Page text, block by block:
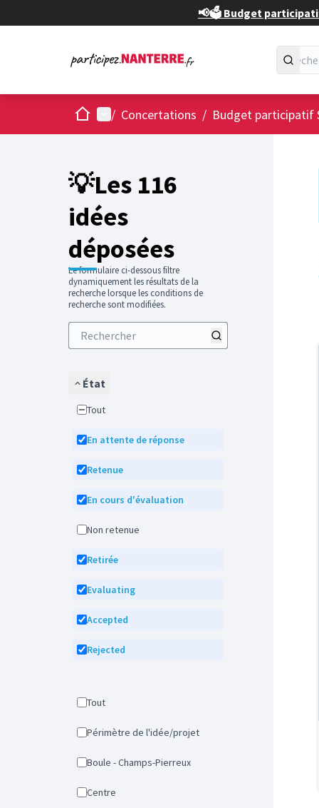
📢🗳️ Budget participatif
AccueilMenu principal
/ Concertations / Budget participatif
💡Les 116
idées
déposées
Le formulaire ci-dessous filtre
dynamiquement les résultats de la
recherche lorsque les conditions de
recherche sont modifiées.
État
Tout
En attente de réponse
Retenue
En cours d'évaluation
Non retenue
Retirée
Evaluating
Accepted
Rejected
Tout
Périmètre de l'idée/projet
Boule - Champs-Pierreux
Centre